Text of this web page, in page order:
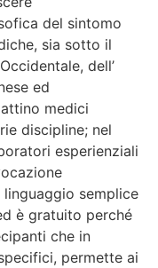
del sintomo
sia sotto il
dell’
ed
medici
discipline; nel
esperienziali
semplice
è gratuito perché
che in
permette ai